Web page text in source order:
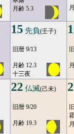
月齢 5.3
15 先負(壬子)
旧暦 9/13
月齢 12.3
十三夜
22 仏滅(己未)
旧暦 9/20
月齢 19.3